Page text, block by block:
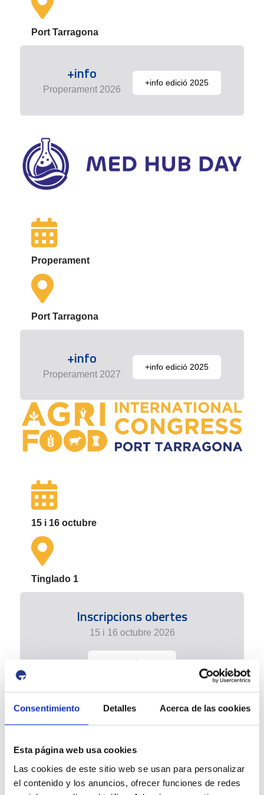
Consentimiento Detalles Acerca de las cookies
Esta página web usa cookies
Las cookies de este sitio web se usan para personalizar
el contenido y los anuncios, ofrecer funciones de redes
Port Tarragona
+info
Properament 2026
+info edició 2025
Properament
Port Tarragona
+info
Properament 2027
+info edició 2025
15 i 16 octubre
Tinglado 1
Inscripcions obertes
15 i 16 octubre 2026
+ info